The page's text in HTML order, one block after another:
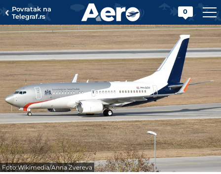
Povratak na
Telegraf.rs
0
Foto:Wikimedia/Anna Zvereva